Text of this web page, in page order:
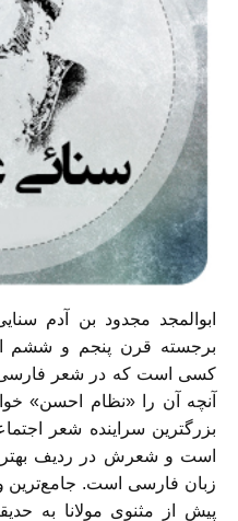
ابوالمجد مجدود بن آدم
برجسته قرن پنجم و ششم
کسی است که در شعر فارسی،
آنچه آن را «نظام احسن»
بزرگترين سراينده شعر
است و شعرش در رديف
زبان فارسی است. جامع‌ترين
پيش از مثنوی مولانا به